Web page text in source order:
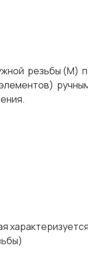
резьбы (М)
элементов)